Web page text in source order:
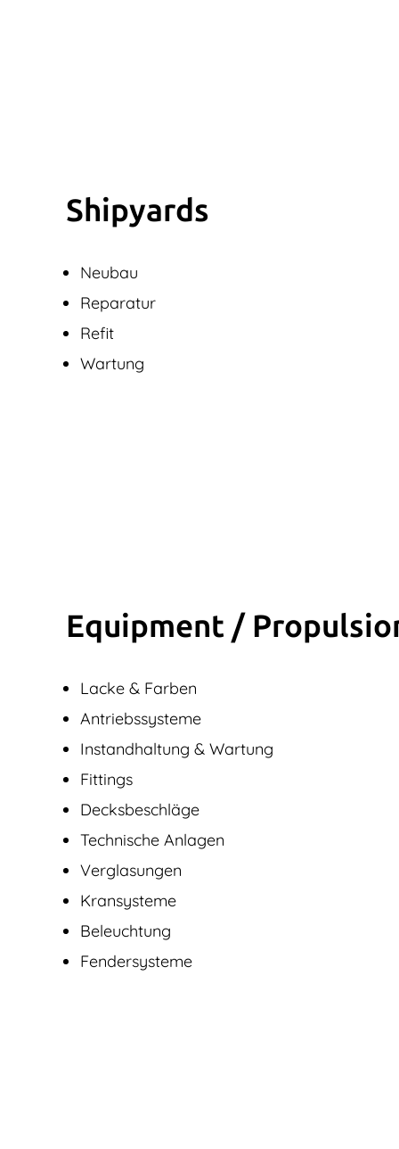
Shipyards
Neubau
Reparatur
Refit
Wartung
Equipment /
Lacke & Farben
Antriebssysteme
Instandhaltung & Wartung
Fittings
Decksbeschläge
Technische Anlagen
Verglasungen
Kransysteme
Beleuchtung
Fendersysteme